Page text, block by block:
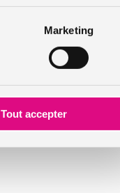
Marketing
Tout accepter